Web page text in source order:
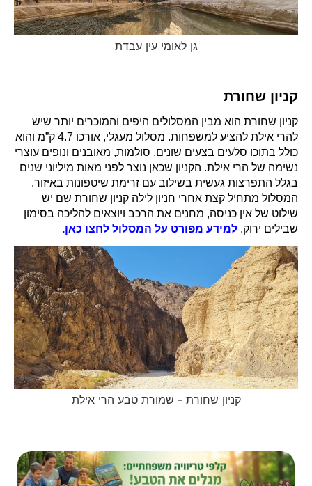
גן לאומי עין עבדת
קניון שחורת
קניון שחורת הוא מבין המסלולים היפים והמוכרים יותר שיש
להרי אילת להציע למשפחות. מסלול מעגלי, אורכו 4.7 ק”מ והוא
כולל בתוכו סלעים בצעים שונים, סולמות, מאובנים ונופים עוצרי
נשימה של הרי אילת. הקניון שכאן נוצר לפני מאות מיליוני שנים
בגלל התפרצות געשית בשילוב עם זרימת שיטפונות באיזור.
המסלול מתחיל קצת אחרי חניון לילה קניון שחורת שם יש
שילוט של אין כניסה, מחנים את הרכב ויוצאים להליכה בסימון
שבילים ירוק. למידע מפורט על המסלול לחצו כאן.
קניון שחורת - שמורת טבע הרי אילת